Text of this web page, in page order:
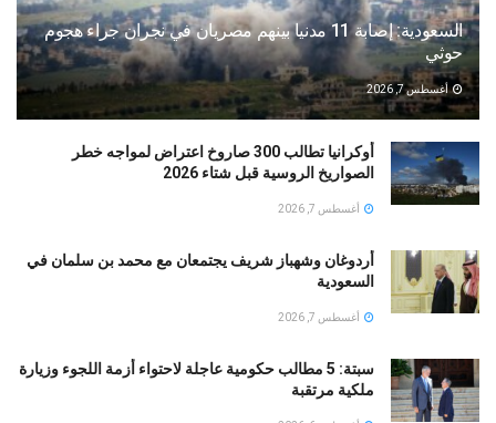
السعودية: إصابة 11 مدنيا بينهم مصريان في نجران جراء هجوم
حوثي
أغسطس 7, 2026
أوكرانيا تطالب 300 صاروخ اعتراض لمواجه خطر
الصواريخ الروسية قبل شتاء 2026
أغسطس 7, 2026
أردوغان وشهباز شريف يجتمعان مع محمد بن سلمان في
السعودية
أغسطس 7, 2026
سبتة: 5 مطالب حكومية عاجلة لاحتواء أزمة اللجوء وزيارة
ملكية مرتقبة